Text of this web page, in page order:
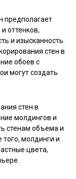
предполагает
оттенков,
и изысканность.
стен в
обоев с
могут создать
стен в
молдингов и
стенам объема и
молдинги и
цвета,